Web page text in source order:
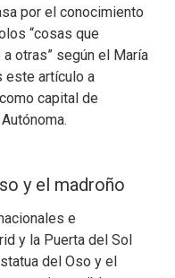
por el conocimiento
“cosas que
otras” según el María
este artículo a
capital de
y el madroño
e
y la Puerta del Sol
del Oso y el